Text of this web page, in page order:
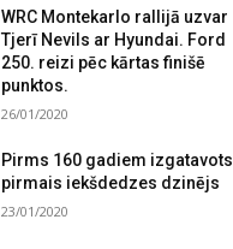
WRC Montekarlo rallijā uzvar
Tjerī Nevils ar Hyundai. Ford
250. reizi pēc kārtas finišē
punktos.
26/01/2020
Pirms 160 gadiem izgatavots
pirmais iekšdedzes dzinējs
23/01/2020